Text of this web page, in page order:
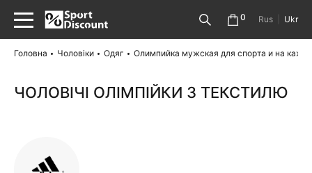
0 Rus Ukr
Головна Чоловіки Одяг Олимпийка мужская для спорта и на
ЧОЛОВІЧІ ОЛІМПІЙКИ З ТЕКСТИЛЮ